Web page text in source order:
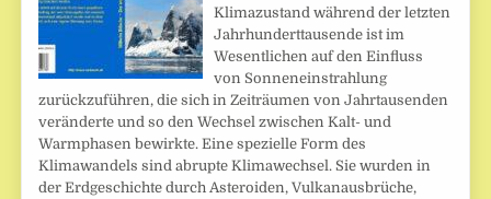
Klimazustand während der letzten
Jahrhunderttausende ist im
Wesentlichen auf den Einfluss
von Sonneneinstrahlung
zurückzuführen, die sich in Zeiträumen von Jahrtausenden
veränderte und so den Wechsel zwischen Kalt- und
Warmphasen bewirkte. Eine spezielle Form des
Klimawandels sind abrupte Klimawechsel. Sie wurden in
der Erdgeschichte durch Asteroiden, Vulkanausbrüche,